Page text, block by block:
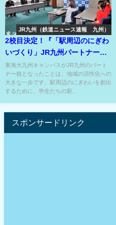
JR九州（鉄道ニュース速報 九州）
2校目決定！『「駅周辺のにぎわ
いづくり」JR九州パートナー
校！東海学園前駅が楽しみ！
東海大九州キャンパスがJR九州のパート
ナー校となったことは、地域の活性化への
大きな一歩です。駅周辺のにぎわいを創出
するために、学生たちの新...
スポンサードリンク